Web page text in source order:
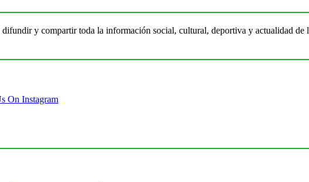
y compartir toda la información social, cultural, deportiva y actualidad